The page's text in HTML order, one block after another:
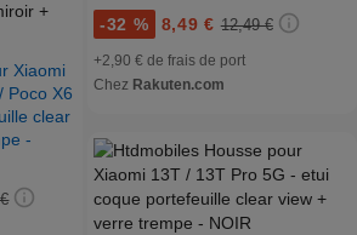
Xiaomi
Poco X6
clear
-
-32 % 8,49 € 12,49 €
+2,90 € de frais de port
Chez Rakuten.com